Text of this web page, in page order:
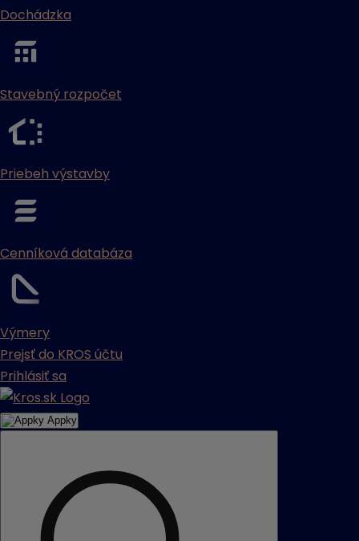
Dochádzka
Stavebný rozpočet
Priebeh výstavby
Cenníková databáza
Výmery
Prejsť do KROS účtu
Prihlásiť sa
Appky